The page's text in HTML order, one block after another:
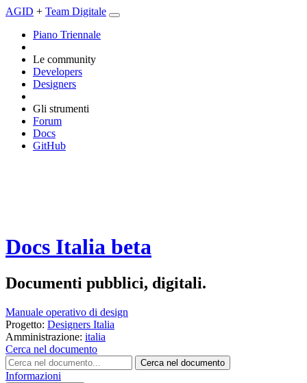
AGID + Team Digitale
Piano Triennale
Le community
Developers
Designers
Gli strumenti
Forum
Docs
GitHub
Docs Italia beta
Documenti pubblici, digitali.
Manuale operativo di design
Progetto: Designers Italia
Amministrazione: italia
Cerca nel documento
Cerca nel documento
Informazioni